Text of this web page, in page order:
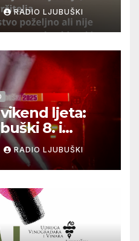
RADIO LJUBUŠKI
ljeta:
8. i
RADIO LJUBUŠKI